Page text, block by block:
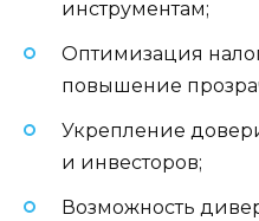
инструментам;
Оптимизация
повышение
Укрепление
и инвесторов;
Возможность